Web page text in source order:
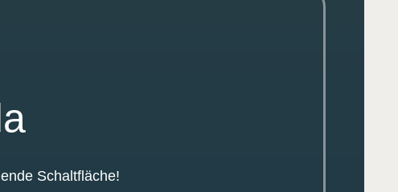
Schaltfläche!